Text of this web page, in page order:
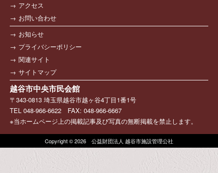
アクセス
お問い合わせ
お知らせ
プライバシーポリシー
関連サイト
サイトマップ
越谷市中央市民会館
〒343-0813 埼玉県越谷市越ヶ谷4丁目1番1号
TEL 048-966-6622 FAX: 048-966-6667
※当ホームページ上の掲載記事及び写真の無断掲載を禁止します。
Copyright © 2026 公益財団法人 越谷市施設管理公社